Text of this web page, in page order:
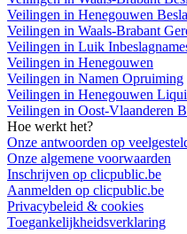
Veilingen in Henegouwen
Veilingen in Waals-Brabant
Veilingen in Luik
Veilingen in Henegouwen
Veilingen in Namen Opruiming
Veilingen in Henegouwen
Veilingen in Oost-Vlaanderen
Hoe werkt het?
Onze antwoorden op
Onze algemene voorwaarden
Inschrijven op clicpublic.be
Aanmelden op clicpublic.be
Privacybeleid & cookies
Toegankelijkheidsverklaring